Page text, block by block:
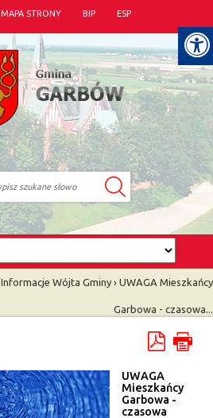
MAPA STRONY BIP ESP
Informacje Wójta Gminy › UWAGA Mieszkańcy
Garbowa - czasowa...
UWAGA
Mieszkańcy
Garbowa -
czasowa